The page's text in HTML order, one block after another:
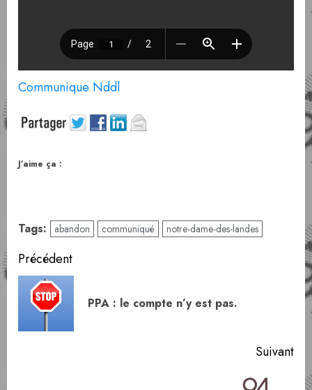
Communique Nddl
J’aime ça :
Tags: abandon communiqué notre-dame-des-landes
Navigation
d’article
Précédent
PPA : le compte n’y est pas.
Suivant